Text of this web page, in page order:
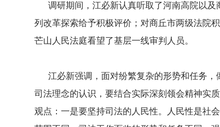
调研期间，江必新认真听取了河南高院以及
列改革探索给予积极评价；对商丘市两级法院
芒山人民法庭看望了基层一线审判人员。
江必新强调，面对纷繁复杂的形势和任务，
司法理念的认识，要结合实际深刻领会精神实
观点：一是要坚持司法的人民性。人民性是社